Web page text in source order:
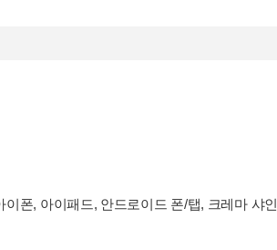
폰, 아이패드, 안드로이드 폰/탭, 크레마 샤인